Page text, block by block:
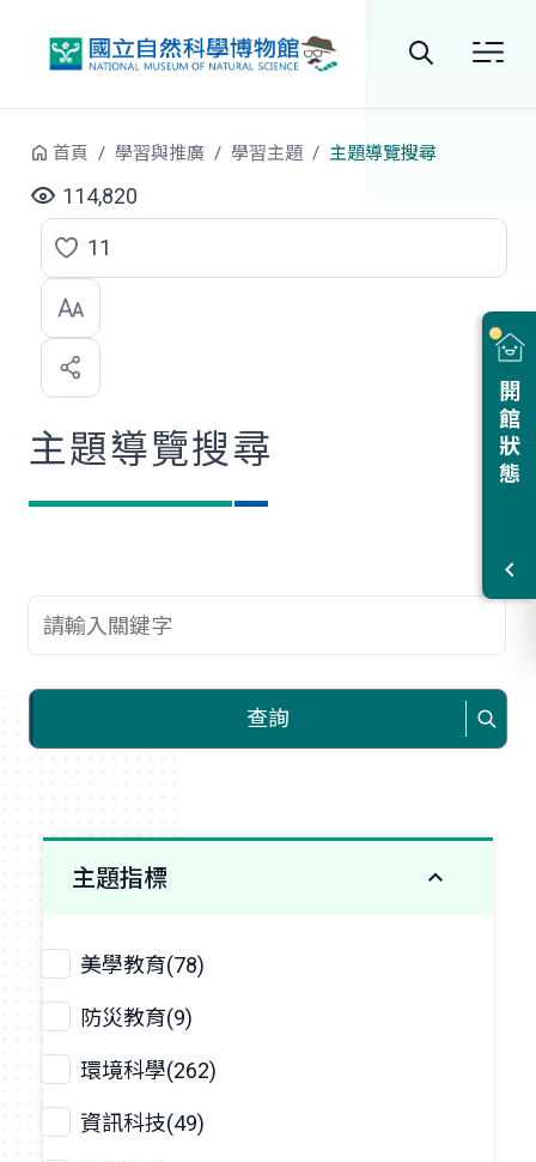
站
尋
開館狀態
首頁 學習與推廣 學習主題 主題導覽搜尋
114,820
點
選
喜
歡
11
主題導覽搜尋
查詢關鍵字
查詢
主題指標
美學教育(78)
防災教育(9)
環境科學(262)
資訊科技(49)